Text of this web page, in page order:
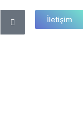
İletişim